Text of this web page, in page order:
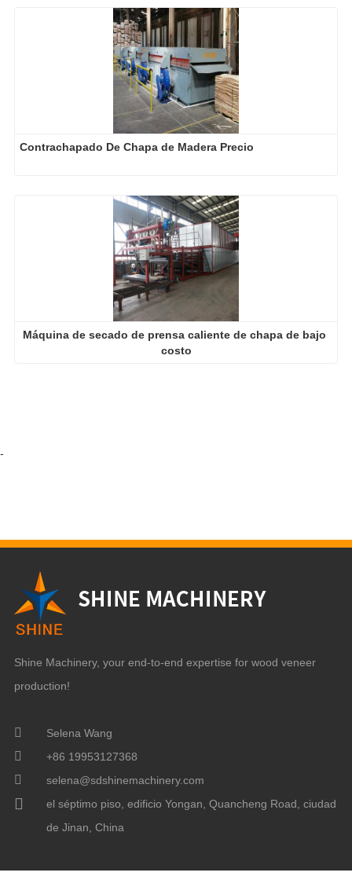
Contrachapado De Chapa de Madera Precio
Máquina de secado de prensa caliente de chapa de bajo
costo
-
Shine Machinery, your end-to-end expertise for wood veneer
production!
Selena Wang
+86 19953127368
selena@sdshinemachinery.com
el séptimo piso, edificio Yongan, Quancheng Road, ciudad
de Jinan, China